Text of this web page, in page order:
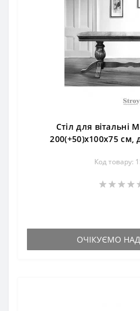
Стіл для вітальні
200(+50)x100x75 см,
Код товару:
ОЧІКУЄМО